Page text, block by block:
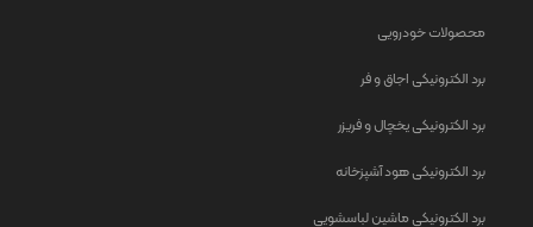
محصولات خودرویی
برد الکترونیکی اجاق و فر
برد الکترونیکی یخچال و فریزر
برد الکترونیکی هود آشپزخانه
برد الکترونیکی ماشین لباسشویی